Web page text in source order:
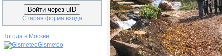
Войти через uID
Старая форма входа
Погода в Москве
Gismeteo